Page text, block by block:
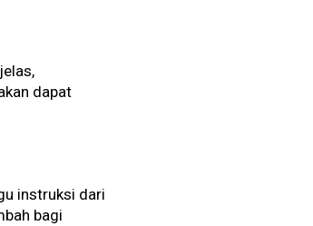
dapat
instruksi dari
bagi